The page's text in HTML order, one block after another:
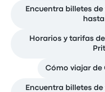
Encuentra billetes
Horarios y tarifas
Cómo viajar de
Encuentra billetes